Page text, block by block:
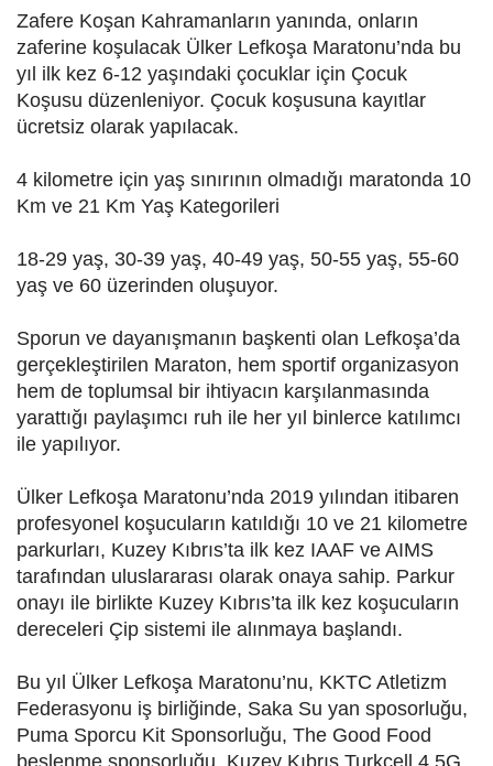
Zafere Koşan Kahramanların yanında, onların
zaferine koşulacak Ülker Lefkoşa Maratonu’nda bu
yıl ilk kez 6-12 yaşındaki çocuklar için Çocuk
Koşusu düzenleniyor. Çocuk koşusuna kayıtlar
ücretsiz olarak yapılacak.
4 kilometre için yaş sınırının olmadığı maratonda 10
Km ve 21 Km Yaş Kategorileri
18-29 yaş, 30-39 yaş, 40-49 yaş, 50-55 yaş, 55-60
yaş ve 60 üzerinden oluşuyor.
Sporun ve dayanışmanın başkenti olan Lefkoşa’da
gerçekleştirilen Maraton, hem sportif organizasyon
hem de toplumsal bir ihtiyacın karşılanmasında
yarattığı paylaşımcı ruh ile her yıl binlerce katılımcı
ile yapılıyor.
Ülker Lefkoşa Maratonu’nda 2019 yılından itibaren
profesyonel koşucuların katıldığı 10 ve 21 kilometre
parkurları, Kuzey Kıbrıs’ta ilk kez IAAF ve AIMS
tarafından uluslararası olarak onaya sahip. Parkur
onayı ile birlikte Kuzey Kıbrıs’ta ilk kez koşucuların
dereceleri Çip sistemi ile alınmaya başlandı.
Bu yıl Ülker Lefkoşa Maratonu’nu, KKTC Atletizm
Federasyonu iş birliğinde, Saka Su yan sposorluğu,
Puma Sporcu Kit Sponsorluğu, The Good Food